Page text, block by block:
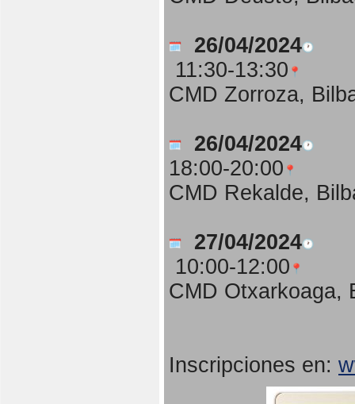
26/04/2024
11:30-13:30
CMD Zorroza,
26/04/2024
18:00-20:00
CMD Rekalde,
27/04/2024
10:00-12:00
CMD Otxarkoaga,
Inscripciones en: